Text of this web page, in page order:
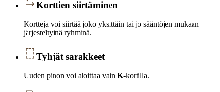
Korttien siirtäminen
Kortteja voi siirtää joko yksittäin tai jo sääntöjen mukaan
järjesteltyinä ryhminä.
Tyhjät sarakkeet
Uuden pinon voi aloittaa vain K-kortilla.